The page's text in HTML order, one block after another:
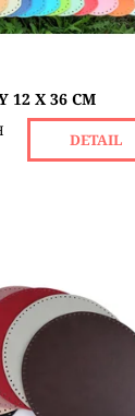
6 ks
12 X 36 CM
DETAIL
je vhodné na
z přízí nebo
sobě malé otvory
práci.
3 ks